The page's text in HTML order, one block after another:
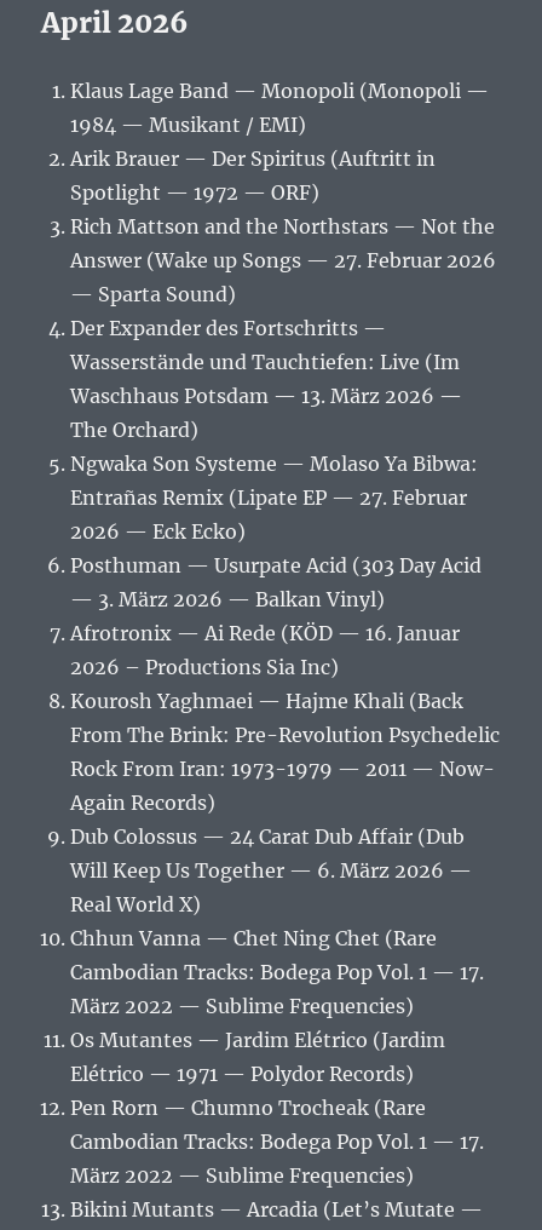
April 2026
Klaus Lage Band — Monopoli (Monopoli —
1984 — Musikant / EMI)
Arik Brauer — Der Spiritus (Auftritt in
Spotlight — 1972 — ORF)
Rich Mattson and the Northstars — Not the
Answer (Wake up Songs — 27. Februar 2026
— Sparta Sound)
Der Expander des Fortschritts —
Wasserstände und Tauchtiefen: Live (Im
Waschhaus Potsdam — 13. März 2026 —
The Orchard)
Ngwaka Son Systeme — Molaso Ya Bibwa:
Entrañas Remix (Lipate EP — 27. Februar
2026 — Eck Ecko)
Posthuman — Usurpate Acid (303 Day Acid
— 3. März 2026 — Balkan Vinyl)
Afrotronix — Ai Rede (KÖD — 16. Januar
2026 – Productions Sia Inc)
Kourosh Yaghmaei — Hajme Khali (Back
From The Brink: Pre-Revolution Psychedelic
Rock From Iran: 1973-1979 — 2011 — Now-
Again Records)
Dub Colossus — 24 Carat Dub Affair (Dub
Will Keep Us Together — 6. März 2026 —
Real World X)
Chhun Vanna — Chet Ning Chet (Rare
Cambodian Tracks: Bodega Pop Vol. 1 — 17.
März 2022 — Sublime Frequencies)
Os Mutantes — Jardim Elétrico (Jardim
Elétrico — 1971 — Polydor Records)
Pen Rorn — Chumno Trocheak (Rare
Cambodian Tracks: Bodega Pop Vol. 1 — 17.
März 2022 — Sublime Frequencies)
Bikini Mutants — Arcadia (Let’s Mutate —